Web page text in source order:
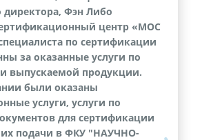
директора, Фэн Либо
центр «МОС
по сертификации
за оказанные услуги по
выпускаемой продукции.
были оказаны
услуги, услуги по
для сертификации
подачи в ФКУ "НАУЧНО-